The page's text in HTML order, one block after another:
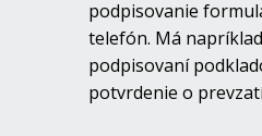
podpisovanie
telefón. Má
podpisovaní
potvrdenie o